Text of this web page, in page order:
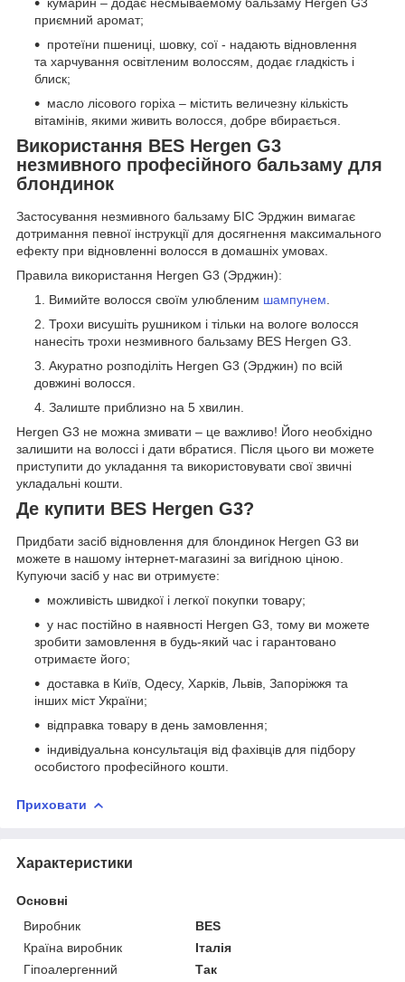
кумарин – додає несмываемому бальзаму Hergen G3
приємний аромат;
протеїни пшениці, шовку, сої - надають відновлення
та харчування освітленим волоссям, додає гладкість і
блиск;
масло лісового горіха – містить величезну кількість
вітамінів, якими живить волосся, добре вбирається.
Використання BES Hergen G3
незмивного професійного бальзаму для
блондинок
Застосування незмивного бальзаму БІС Эрджин вимагає
дотримання певної інструкції для досягнення максимального
ефекту при відновленні волосся в домашніх умовах.
Правила використання Hergen G3 (Эрджин):
Вимийте волосся своїм улюбленим шампунем
Трохи висушіть рушником і тільки на вологе волосся
нанесіть трохи незмивного бальзаму BES Hergen G3.
Акуратно розподіліть Hergen G3 (Эрджин) по всій
довжині волосся.
Залиште приблизно на 5 хвилин.
Hergen G3 не можна змивати – це важливо! Його необхідно
залишити на волоссі і дати вбратися. Після цього ви можете
приступити до укладання та використовувати свої звичні
укладальні кошти.
Де купити BES Hergen G3?
Придбати засіб відновлення для блондинок Hergen G3 ви
можете в нашому інтернет-магазині за вигідною ціною.
Купуючи засіб у нас ви отримуєте:
можливість швидкої і легкої покупки товару;
у нас постійно в наявності Hergen G3, тому ви можете
зробити замовлення в будь-який час і гарантовано
отримаєте його;
доставка в Київ, Одесу, Харків, Львів, Запоріжжя та
інших міст України;
відправка товару в день замовлення;
індивідуальна консультація від фахівців для підбору
особистого професійного кошти.
Приховати
Характеристики
Основні
Виробник
BES
Країна виробник
Італія
Гіпоалергенний
Так